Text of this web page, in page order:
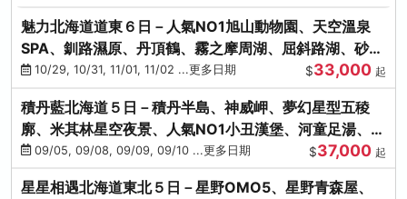
魅力北海道道東６日－人氣NO1旭山動物園、天空溫泉
SPA、釧路濕原、丹頂鶴、霧之摩周湖、屈斜路湖、砂湯
體驗10/29, 10/31, 11/01, 11/02 ...更多日期 $33,000 起
積丹藍北海道５日－積丹半島、神威岬、夢幻星型五稜
廓、米其林星空夜景、人氣NO1小丑漢堡、河童足湯、奇
幻燈遊步道、璀璨溪谷
09/05, 09/08, 09/09, 09/10 ...更多日期 $37,000 起
星星相遇北海道東北５日－星野OMO5、星野青森屋、